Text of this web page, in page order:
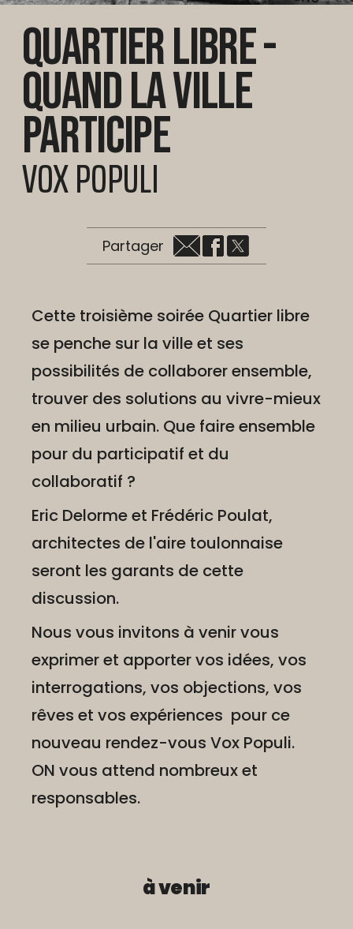
Quartier libre -
Quand la ville
participe
VOX POPULI
Partager
Cette troisième soirée Quartier libre
se penche sur la ville et ses
possibilités de collaborer ensemble,
trouver des solutions au vivre-mieux
en milieu urbain. Que faire ensemble
pour du participatif et du
collaboratif ?
Eric Delorme et Frédéric Poulat,
architectes de l'aire toulonnaise
seront les garants de cette
discussion.
Nous vous invitons à venir vous
exprimer et apporter vos idées, vos
interrogations, vos objections, vos
rêves et vos expériences pour ce
nouveau rendez-vous Vox Populi.
ON vous attend nombreux et
responsables.
à venir